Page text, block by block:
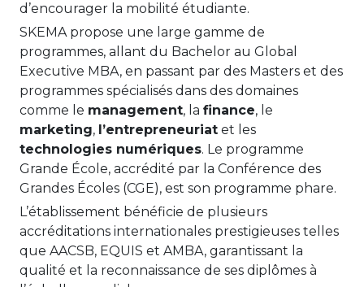
d’encourager la mobilité étudiante.
SKEMA propose une large gamme de
programmes, allant du Bachelor au Global
Executive MBA, en passant par des Masters et des
programmes spécialisés dans des domaines
comme le management, la finance, le
marketing, l’entrepreneuriat et les
technologies numériques. Le programme
Grande École, accrédité par la Conférence des
Grandes Écoles (CGE), est son programme phare.
L’établissement bénéficie de plusieurs
accréditations internationales prestigieuses telles
que AACSB, EQUIS et AMBA, garantissant la
qualité et la reconnaissance de ses diplômes à